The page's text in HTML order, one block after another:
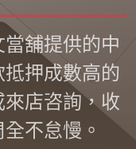
舖提供的中
押成數高的
店咨詢，收
不怠慢。